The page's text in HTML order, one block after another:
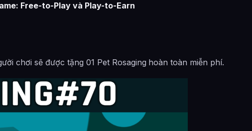
Free-to-Play và Play-to-Earn
chơi sẽ được tặng 01 Pet Rosaging hoàn toàn miễn phí.